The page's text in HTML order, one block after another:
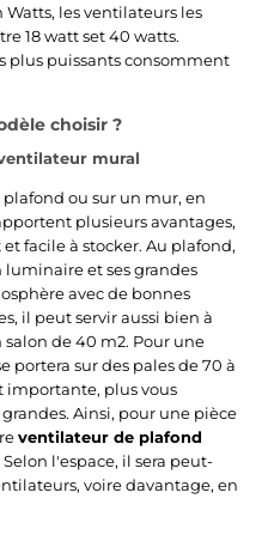
Watts, les ventilateurs les
18 watt set 40 watts.
plus puissants consomment
choisir ?
mural
ou sur un mur, en
plusieurs avantages,
facile à stocker. Au plafond,
et ses grandes
avec de bonnes
il peut servir aussi bien à
de 40 m2. Pour une
portera sur des pales de 70 à
importante, plus vous
Ainsi, pour une pièce
ventilateur de plafond
l'espace, il sera peut-
voire davantage, en